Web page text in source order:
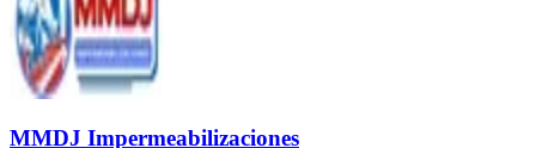
MMDJ Impermeabilizaciones